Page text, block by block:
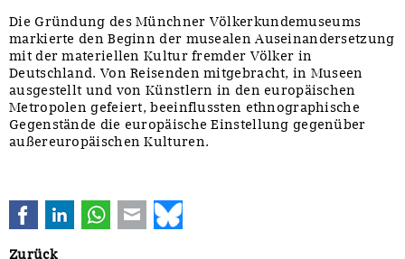
Die Gründung des Münchner Völkerkundemuseums
markierte den Beginn der musealen Auseinandersetzung
mit der materiellen Kultur fremder Völker in
Deutschland. Von Reisenden mitgebracht, in Museen
ausgestellt und von Künstlern in den europäischen
Metropolen gefeiert, beeinflussten ethnographische
Gegenstände die europäische Einstellung gegenüber
außereuropäischen Kulturen.
FacebookLinkedInWhatsApp
E-mail
Zurück